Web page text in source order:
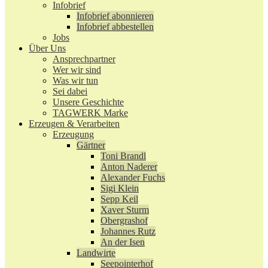
Infobrief
Infobrief abonnieren
Infobrief abbestellen
Jobs
Über Uns
Ansprechpartner
Wer wir sind
Was wir tun
Sei dabei
Unsere Geschichte
TAGWERK Marke
Erzeugen & Verarbeiten
Erzeugung
Gärtner
Toni Brandl
Anton Naderer
Alexander Fuchs
Sigi Klein
Sepp Keil
Xaver Sturm
Obergrashof
Johannes Rutz
An der Isen
Landwirte
Seepointerhof